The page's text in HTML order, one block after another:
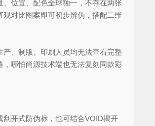
位置、配色全球独一，不存在两张
对比图案即可初步辨伪，搭配二维
、制版、印刷人员均无法查看完整
哪怕尚源技术端也无法复刻同款彩
开式防伪标，也可结合VOID揭开